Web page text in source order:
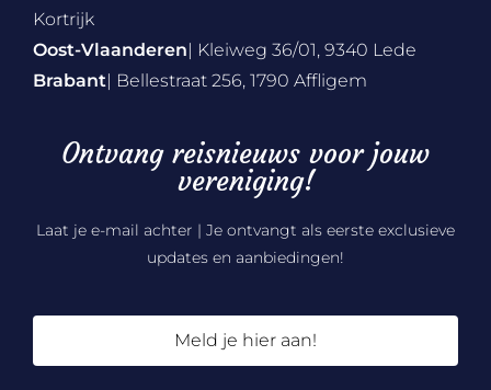
Kortrijk
Oost-Vlaanderen| Kleiweg 36/01, 9340 Lede
Brabant| Bellestraat 256, 1790 Affligem
Ontvang reisnieuws voor jouw
vereniging!
Laat je e-mail achter | Je ontvangt als eerste exclusieve
updates en aanbiedingen!
Meld je hier aan!